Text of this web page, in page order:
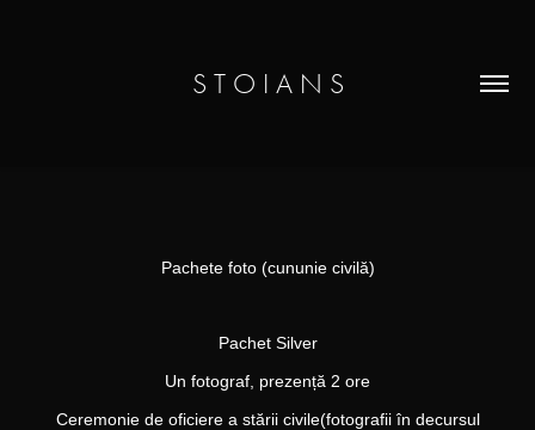
S T O I A N S
Pachete foto (cununie civilă)
Pachet Silver
Un fotograf, prezență 2 ore
Ceremonie de oficiere a stării civile(fotografii în decursul